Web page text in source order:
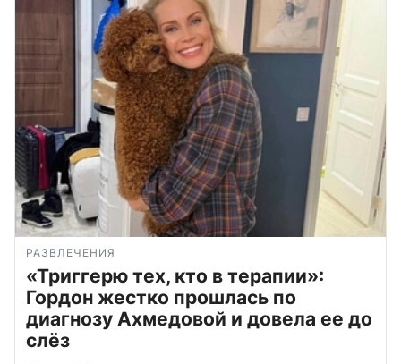
РАЗВЛЕЧЕНИЯ
«Триггерю тех, кто в терапии»:
Гордон жестко прошлась по
диагнозу Ахмедовой и довела ее до
слёз